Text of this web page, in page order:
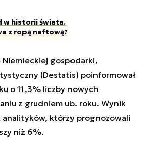
w historii świata.
z ropą naftową?
gospodarki,
(Destatis) poinformował
o 11,3% liczby nowych
z grudniem ub. roku. Wynik
analityków, którzy prognozowali
niż 6%.